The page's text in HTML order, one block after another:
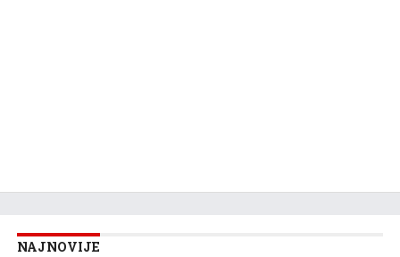
NAJNOVIJE